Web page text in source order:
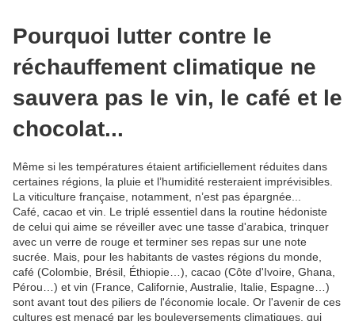
Pourquoi lutter contre le
réchauffement climatique ne
sauvera pas le vin, le café et le
chocolat...
Même si les températures étaient artificiellement réduites dans
certaines régions, la pluie et l’humidité resteraient imprévisibles.
La viticulture française, notamment, n’est pas épargnée...
Café, cacao et vin. Le triplé essentiel dans la routine hédoniste
de celui qui aime se réveiller avec une tasse d'arabica, trinquer
avec un verre de rouge et terminer ses repas sur une note
sucrée. Mais, pour les habitants de vastes régions du monde,
café (Colombie, Brésil, Éthiopie…), cacao (Côte d'Ivoire, Ghana,
Pérou…) et vin (France, Californie, Australie, Italie, Espagne…)
sont avant tout des piliers de l'économie locale. Or l'avenir de ces
cultures est menacé par les bouleversements climatiques, qui